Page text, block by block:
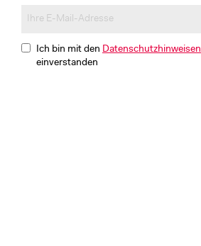
Ich bin mit den Datenschutzhinweisen
einverstanden